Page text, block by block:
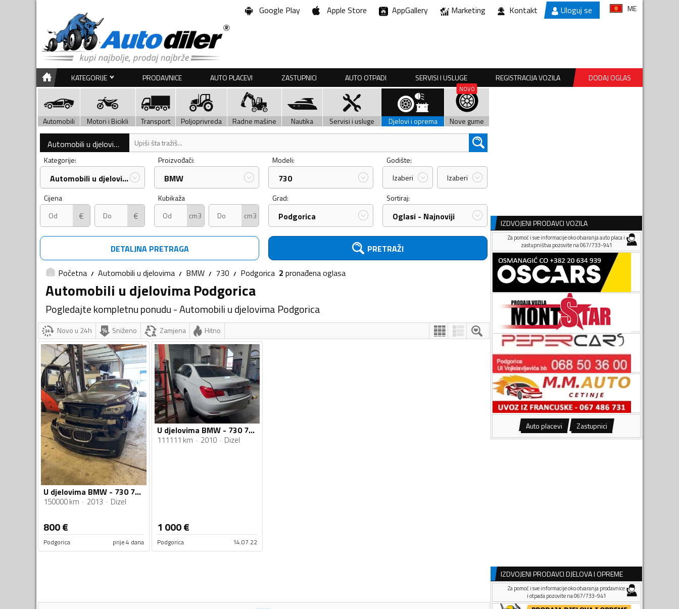
Google Play Apple Store AppGallery Marketing Kontakt Uloguj se ME
KATEGORIJE PRODAVNICE AUTO PLACEVI ZASTUPNICI AUTO OTPADI SERVISI I USLUGE REGISTRACIJA VOZILA DODAJ OGLAS
Automobili Motori i Bicikli Transport Poljoprivreda Radne mašine Nautika Servisi i usluge Djelovi i oprema Nove gume
Automobili u djelovima
Kategorije:
Automobili u djelovima
Proizvođači:
BMW
Modeli:
730
Godište:
Izaberi
Izaberi
Cijena
€ €
Kubikaža
cm3
cm3
Grad:
Podgorica
Sortiraj:
Oglasi - Najnoviji
DETALJNA PRETRAGA PRETRAŽI
Početna Automobili u djelovima BMW 730 Podgorica 2 pronađenaoglasa
Automobili u djelovima Podgorica
Pogledajte kompletnu ponudu - Automobili u djelovima Podgorica
Novo u 24h Sniženo Zamjena Hitno
U djelovima BMW - 730 730d
150000 km 2013 Dizel
800€
Podgorica prije 4 dana
U djelovima BMW - 730 730d
111111 km 2010 Dizel
1 000€
Podgorica 14.07.22
IZDVOJENI PRODAVCI VOZILA
Za pomoć i sve informacije oko otvaranja auto placa i
zastupništva pozovite na 067/733-941
Auto placevi Zastupnici
IZDVOJENI PRODAVCI DJELOVA I OPREME
Za pomoć i sve informacije oko otvaranja prodavnice
i otpada pozovite na 067/733-941